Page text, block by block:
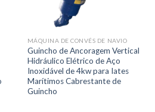
MÁQUINA DE CONVÉS DE NAVIO
Guincho de Ancoragem Vertical
Hidráulico Elétrico de Aço
Inoxidável de 4kw para Iates
Marítimos Cabrestante de
Guincho